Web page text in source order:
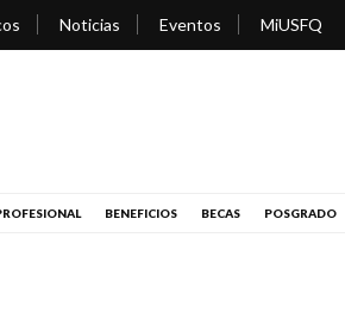
Noticias Eventos MiUSFQ
BENEFICIOS BECAS POSGRADO